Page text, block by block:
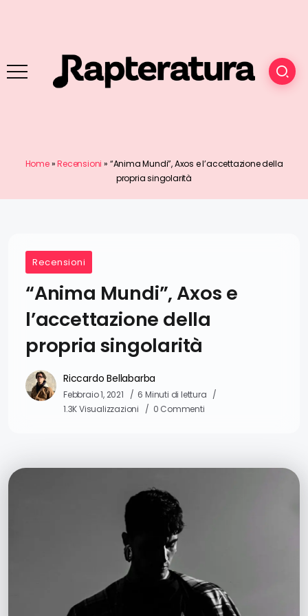
Home»Recensioni » “Anima Mundi”, Axos e l’accettazione della
propria singolarità
Recensioni
“Anima Mundi”, Axos e
l’accettazione della
propria singolarità
Riccardo Bellabarba
Febbraio 1, 2021
6 Minuti di lettura
1.3K Visualizzazioni
0 Commenti